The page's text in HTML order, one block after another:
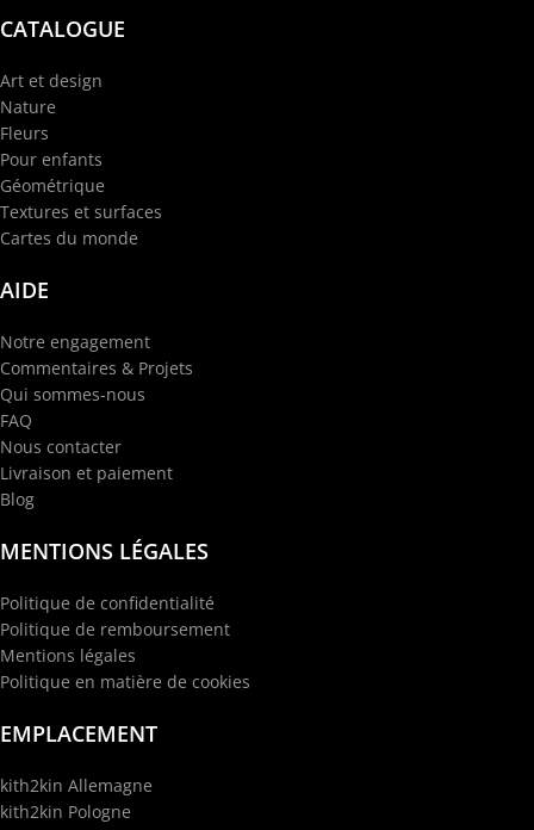
@garba.design
CATALOGUE
Art et design
Nature
Fleurs
Pour enfants
Géométrique
Textures et surfaces
Cartes du monde
AIDE
Notre engagement
Commentaires & Projets
Qui sommes-nous
FAQ
Nous contacter
Livraison et paiement
Blog
MENTIONS LÉGALES
Politique de confidentialité
Politique de remboursement
Mentions légales
Politique en matière de cookies
EMPLACEMENT
kith2kin Allemagne
kith2kin Pologne